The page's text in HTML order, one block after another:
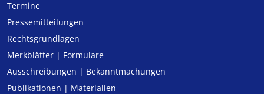
Termine
Pressemitteilungen
Rechtsgrundlagen
Merkblätter | Formulare
Ausschreibungen | Bekanntmachungen
Publikationen | Materialien